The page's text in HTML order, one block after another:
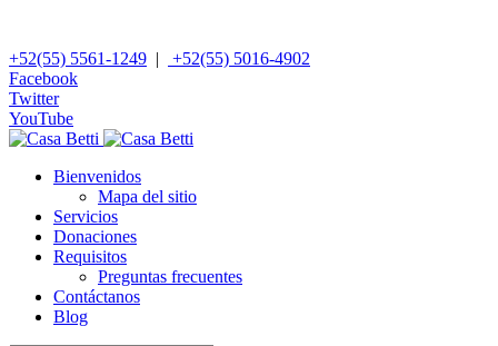
+52(55) 5561-1249 |
+52(55) 5016-4902
Facebook
Twitter
YouTube
Bienvenidos
Mapa del sitio
Servicios
Donaciones
Requisitos
Preguntas frecuentes
Contáctanos
Blog